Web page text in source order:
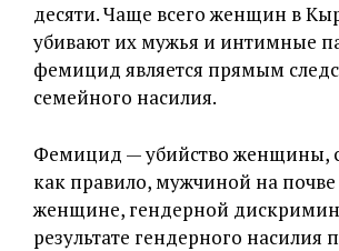
десяти. Чаще всего женщин в
убивают их мужья и интимные
фемицид является прямым
семейного насилия.
Фемицид — убийство женщины,
как правило, мужчиной на
женщине, гендерной
результате гендерного насилия